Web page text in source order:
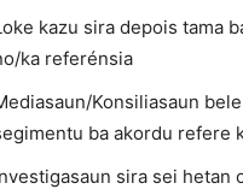
kazu sira depois tama
ka referénsia
Konsiliasaun
ba akordu refere
sira sei hetan